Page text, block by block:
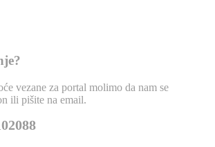
vezane za portal molimo da nam se
ili pišite na email.